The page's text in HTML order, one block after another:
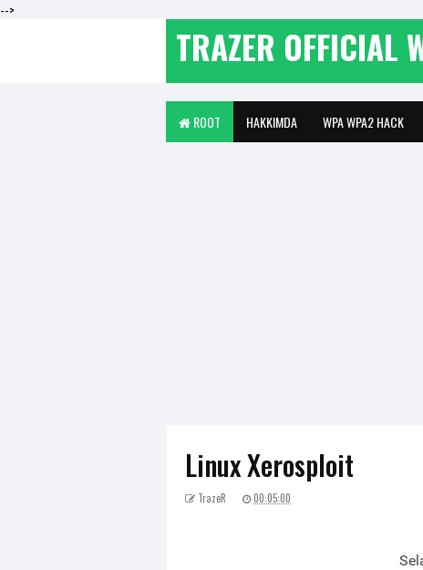
-->
TRAZER OFFICIAL
ROOT HAKKIMDA WPA WPA2 HACK
Linux Xerosploit
TrazeR 00:05:00